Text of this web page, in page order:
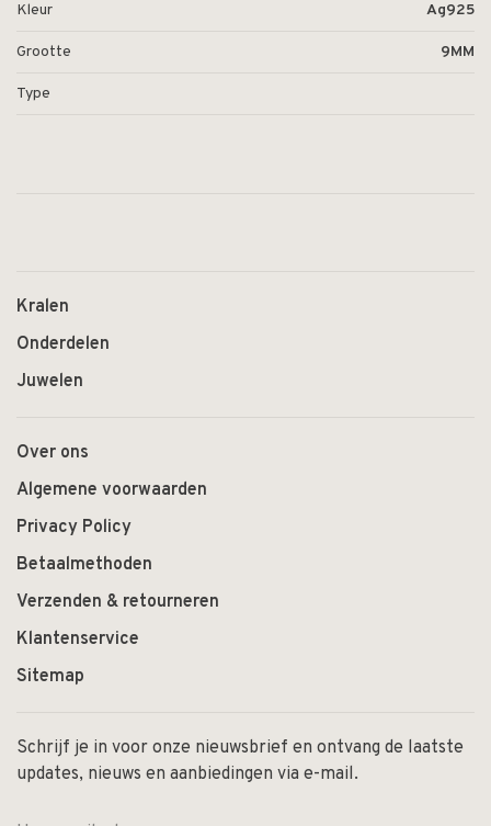
Kleur Ag925
Grootte 9MM
Type
Kralen
Onderdelen
Juwelen
Over ons
Algemene voorwaarden
Privacy Policy
Betaalmethoden
Verzenden & retourneren
Klantenservice
Sitemap
Schrijf je in voor onze nieuwsbrief en ontvang de laatste
updates, nieuws en aanbiedingen via e-mail.